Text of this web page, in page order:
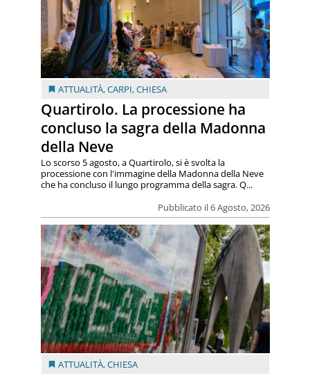
ATTUALITÀ,CARPI,CHIESA
Quartirolo. La processione ha
concluso la sagra della Madonna
della Neve
Pubblicato il 6 Agosto, 2026
Lo scorso 5 agosto, a Quartirolo, si è svolta la
processione con l'immagine della Madonna della Neve
che ha concluso il lungo programma della sagra. Q...
ATTUALITÀ,CHIESA